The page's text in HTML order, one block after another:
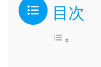
目次